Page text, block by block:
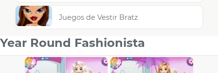
Juegos de Vestir Bratz
Year Round Fashionista